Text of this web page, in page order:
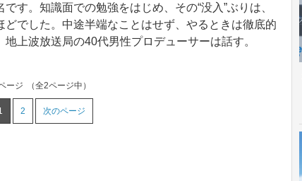
す。知識面での勉強をはじめ、その“没入”ぶりは、
でした。中途半端なことはせず、やるときは徹底的
上波放送局の40代男性プロデューサーは話す。
ージ （全2ページ中）
2 次のページ